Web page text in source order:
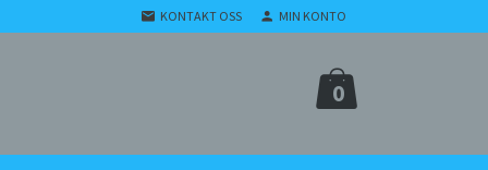
KONTAKT OSS MIN KONTO
0